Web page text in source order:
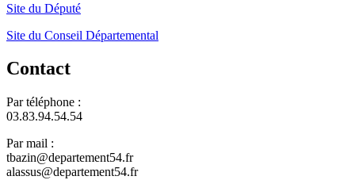
Site du Député
Site du Conseil Départemental
Contact
Par téléphone :
03.83.94.54.54
Par mail :
tbazin@departement54.fr
alassus@departement54.fr